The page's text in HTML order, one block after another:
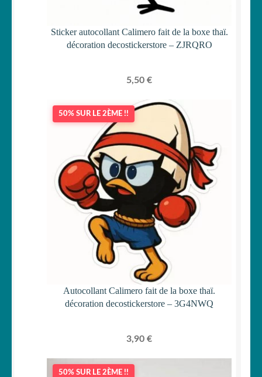
Sticker autocollant Calimero fait de la boxe thaï.
décoration decostickerstore – ZJRQRO
5,50 €
50% SUR LE 2ÈME !!
Autocollant Calimero fait de la boxe thaï.
décoration decostickerstore – 3G4NWQ
3,90 €
50% SUR LE 2ÈME !!